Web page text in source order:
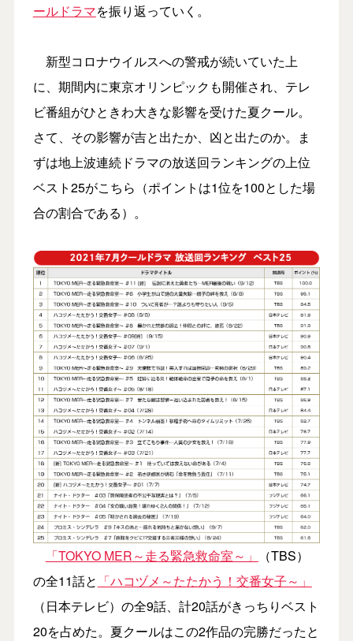
ールドラマを振り返っていく。
新型コロナウイルスへの警戒が続いていた上
に、期間内に東京オリンピックも開催され、テレ
ビ番組がひときわ大きな影響を受けた夏クール。
さて、その影響が吉と出たか、凶と出たのか。ま
ずは地上波連続ドラマの放送回ランキングの上位
ベスト25がこちら（ポイントは1位を100とした場
合の割合である）。
「TOKYO MER～走る緊急救命室～」
（TBS）
の全11話と 「ハコヅメ～たたかう！交番女子～」
（日本テレビ）の全9話、計20話がきっちりベスト
20を占めた。夏クールはこの2作品の完勝だったと